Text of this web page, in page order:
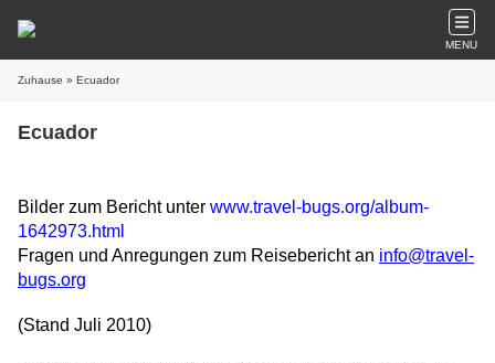
MENU
Zuhause » Ecuador
Ecuador
Bilder zum Bericht unter www.travel-bugs.org/album-
1642973.html
Fragen und Anregungen zum Reisebericht an info@travel-
bugs.org
(Stand Juli 2010)